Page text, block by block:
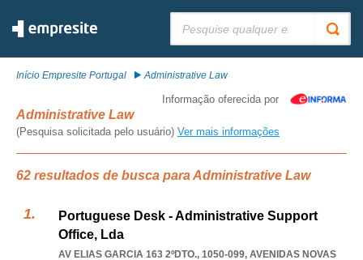
Início Empresite Portugal Administrative Law
Informação oferecida por
Administrative Law
(Pesquisa solicitada pelo usuário) Ver mais informações
62 resultados de busca para Administrative Law
Portuguese Desk - Administrative Support
Office, Lda
AV ELIAS GARCIA 163 2ºDTO., 1050-099, AVENIDAS NOVAS